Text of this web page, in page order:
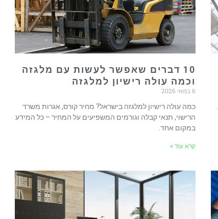
10 דברים שאפשר לעשות עם מלגזה
וכמה עולה רישיון למלגזה
6 במאי 2026
כמה עולה רישיון למלגזה בישראל? מחיר קורס, אגרות משרד
הרישוי, תנאי קבלה וגורמים המשפיעים על המחיר – כל המידע
במקום אחד.
קרא עוד »